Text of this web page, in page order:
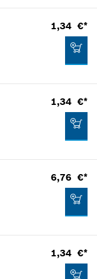
1,34 €*
1,34 €*
6,76 €*
1,34 €*